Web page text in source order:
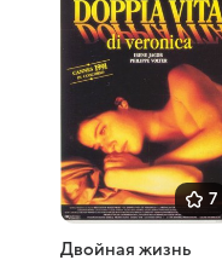
7
Двойная жизнь